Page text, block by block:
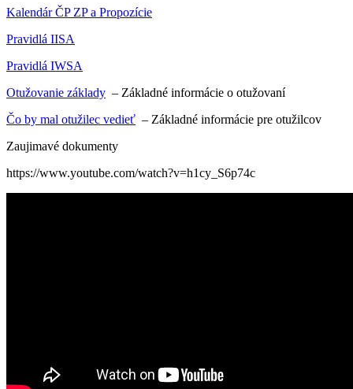
Kalendár ČP ZP a Propozície
Pravidlá IISA
Pravidlá IWSA
Otužovanie základy – Základné informácie o otužovaní
Čo by mal otužilec vedieť – Základné informácie pre otužilcov
Zaujimavé dokumenty
https://www.youtube.com/watch?v=h1cy_S6p74c